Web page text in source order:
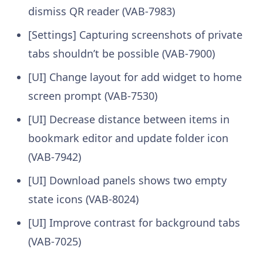
dismiss QR reader (VAB-7983)
[Settings] Capturing screenshots of private
tabs shouldn’t be possible (VAB-7900)
[UI] Change layout for add widget to home
screen prompt (VAB-7530)
[UI] Decrease distance between items in
bookmark editor and update folder icon
(VAB-7942)
[UI] Download panels shows two empty
state icons (VAB-8024)
[UI] Improve contrast for background tabs
(VAB-7025)